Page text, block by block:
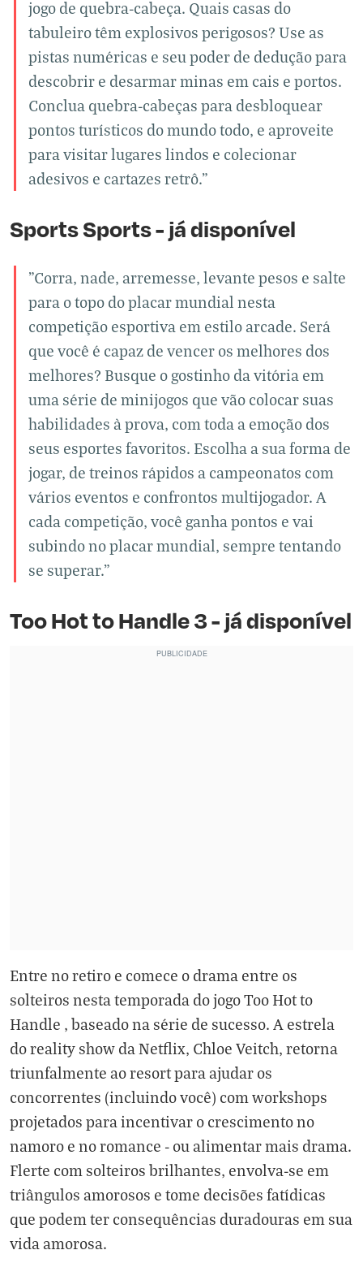
jogo de quebra-cabeça. Quais casas do
tabuleiro têm explosivos perigosos? Use as
pistas numéricas e seu poder de dedução para
descobrir e desarmar minas em cais e portos.
Conclua quebra-cabeças para desbloquear
pontos turísticos do mundo todo, e aproveite
para visitar lugares lindos e colecionar
adesivos e cartazes retrô."
Sports Sports - já disponível
"Corra, nade, arremesse, levante pesos e salte
para o topo do placar mundial nesta
competição esportiva em estilo arcade. Será
que você é capaz de vencer os melhores dos
melhores? Busque o gostinho da vitória em
uma série de minijogos que vão colocar suas
habilidades à prova, com toda a emoção dos
seus esportes favoritos. Escolha a sua forma de
jogar, de treinos rápidos a campeonatos com
vários eventos e confrontos multijogador. A
cada competição, você ganha pontos e vai
subindo no placar mundial, sempre tentando
se superar."
Too Hot to Handle 3 - já disponível
Entre no retiro e comece o drama entre os
solteiros nesta temporada do jogo Too Hot to
Handle , baseado na série de sucesso. A estrela
do reality show da Netflix, Chloe Veitch, retorna
triunfalmente ao resort para ajudar os
concorrentes (incluindo você) com workshops
projetados para incentivar o crescimento no
namoro e no romance - ou alimentar mais drama.
Flerte com solteiros brilhantes, envolva-se em
triângulos amorosos e tome decisões fatídicas
que podem ter consequências duradouras em sua
vida amorosa.